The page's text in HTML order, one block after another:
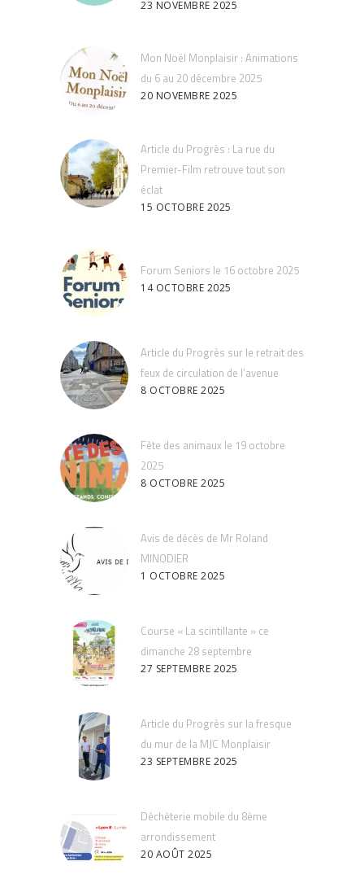
23 NOVEMBRE 2025
Mon Noël Monplaisir : Animations
du 6 au 20 décembre 2025
20 NOVEMBRE 2025
Article du Progrès : La rue du
Premier-Film retrouve tout son
éclat
15 OCTOBRE 2025
Forum Seniors le 16 octobre 2025
14 OCTOBRE 2025
Article du Progrès sur le retrait des
feux de circulation de l’avenue
8 OCTOBRE 2025
Fête des animaux le 19 octobre
2025
8 OCTOBRE 2025
Avis de décès de Mr Roland
MINODIER
1 OCTOBRE 2025
Course « La scintillante » ce
dimanche 28 septembre
27 SEPTEMBRE 2025
Article du Progrès sur la fresque
du mur de la MJC Monplaisir
23 SEPTEMBRE 2025
Déchèterie mobile du 8ème
arrondissement
20 AOÛT 2025